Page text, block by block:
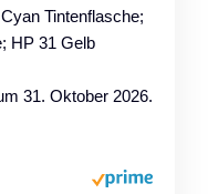
Tintenflasche;
HP 31 Gelb
31. Oktober 2026.